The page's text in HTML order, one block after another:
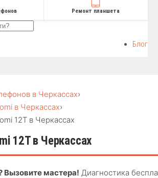
Ремонт планшета
Блог
в Черкассах›
в Черкассах›
12T в Черкассах
12T в Черкассах
мастера! Диагностика